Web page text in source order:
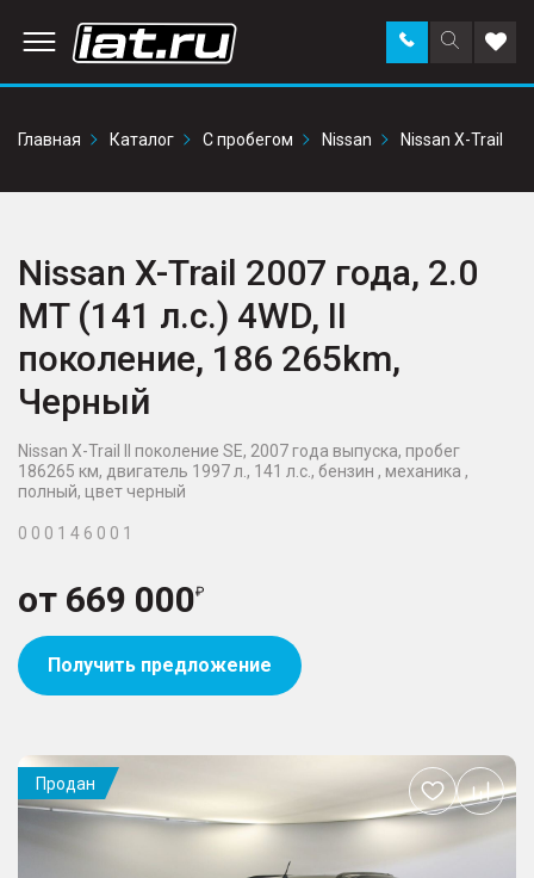
Поиск
по
Заказать
звонок в
Главная
Каталог С пробегом Nissan Nissan X-Trail
Nissan X-Trail 2007 года, 2.0
MT (141 л.с.) 4WD, II
поколение, 186 265km,
Черный
Nissan X-Trail II поколение SE, 2007 года выпуска, пробег
186265 км, двигатель 1997 л., 141 л.с., бензин , механика ,
полный, цвет черный
0 0 0 1 4 6 0 0 1
от 669 000
Получить предложение
Продан
Добавить
в
избранное